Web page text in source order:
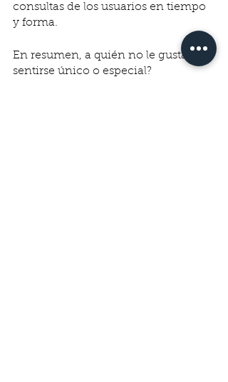
consultas de los usuarios en tiempo
y forma.
En resumen, a quién no le gusta
sentirse único o especial?